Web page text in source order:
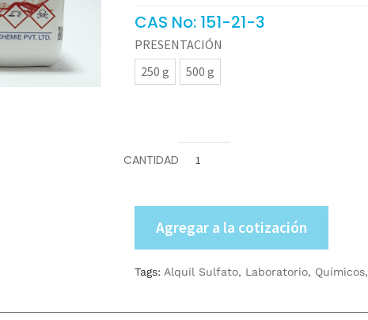
CAS No: 151-21-3
PRESENTACIÓN
250 g
500 g
CANTIDAD
Agregar a la cotización
Tags: Alquil Sulfato, Laboratorio, Químicos,